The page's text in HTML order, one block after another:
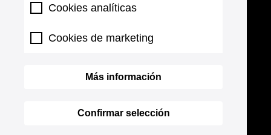
Cookies analíticas
Cookies de marketing
Más información
Confirmar selección